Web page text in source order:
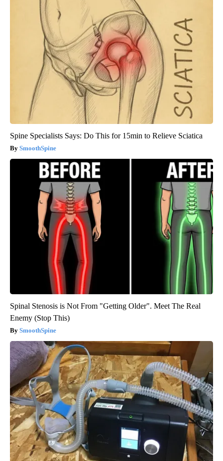
Spine Specialists Says: Do This for 15min to Relieve Sciatica
SmoothSpine
Spinal Stenosis is Not From "Getting Older". Meet The Real
Enemy (Stop This)
SmoothSpine